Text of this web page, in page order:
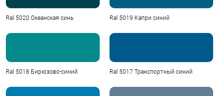
Ral 5020 Океанская синь Ral 5019 Капри синий
Ral 5018 Бирюзово-синий Ral 5017 Транспортный синий